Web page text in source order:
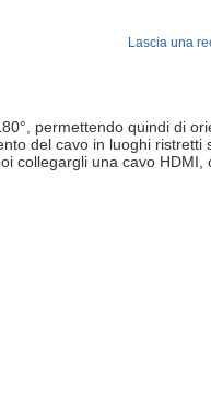
Lascia una
permettendo quindi di
del cavo in luoghi ristretti
collegargli una cavo